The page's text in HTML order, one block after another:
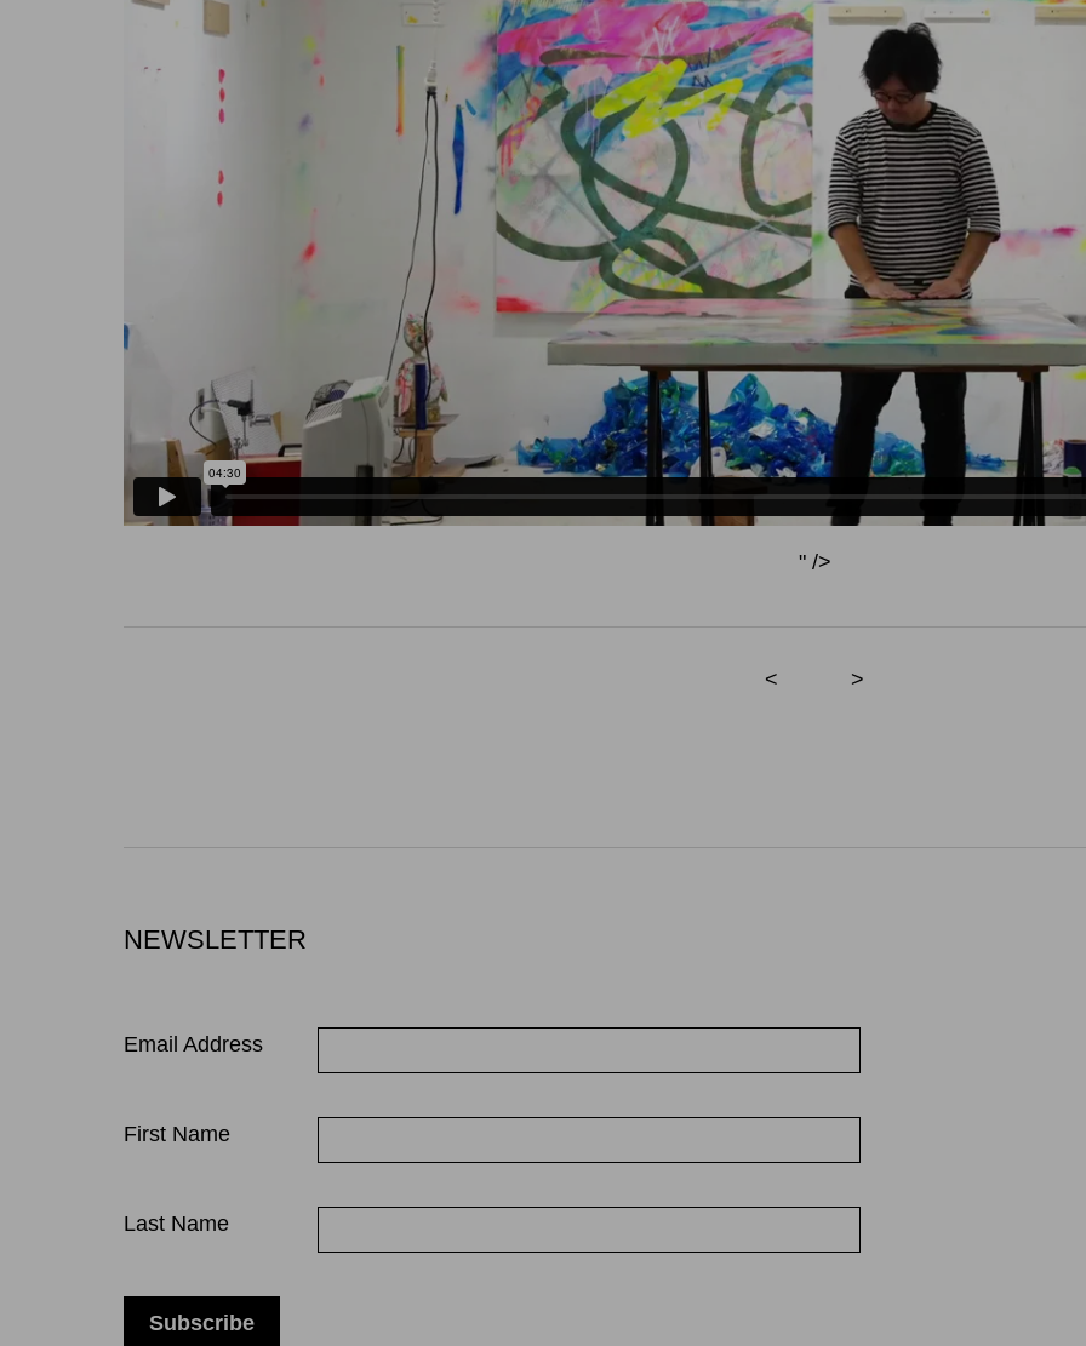
" />
< >
NEWSLETTER
Email Address
First Name
Last Name